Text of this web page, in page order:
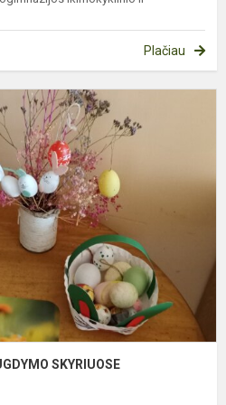
Plačiau
SKYRIUOSE